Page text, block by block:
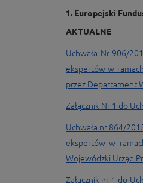
1. Europejski
AKTUALNE
Uchwała Nr 906/
ekspertów w
przez Departament
Załącznik Nr 1 do
Uchwała nr 864/
ekspertów w
Wojewódzki Urząd
Załącznik nr 1 do